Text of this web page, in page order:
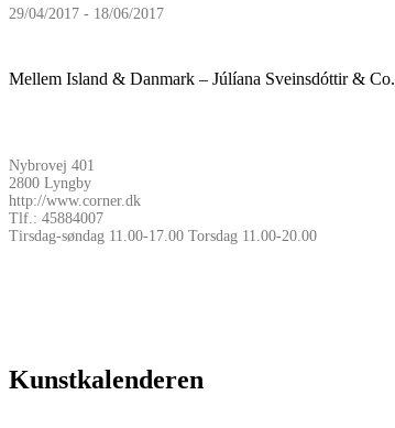
29/04/2017 - 18/06/2017
Mellem Island & Danmark – Júlíana Sveinsdóttir & Co.
Nybrovej 401
2800 Lyngby
http://www.corner.dk
Tlf.: 45884007
Tirsdag-søndag 11.00-17.00 Torsdag 11.00-20.00
Kunstkalenderen